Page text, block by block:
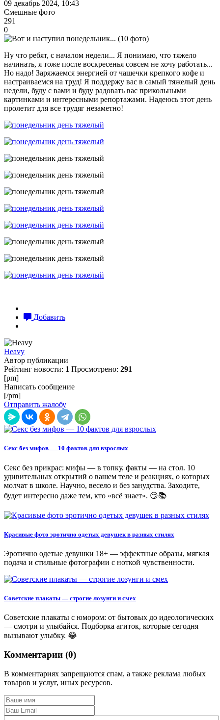
09 декабрь 2024, 10:43
Смешные фото
291
0
Ну что ребят, с началом недели... Я понимаю, что тяжело
начинать, я тоже после воскресенья совсем не хочу работать...
Но надо! Заряжаемся энергией от чашечки крепкого кофе и
настраиваемся на труд! Я поддержу вас в самый тяжелый день
недели, буду с вами и буду радовать вас прикольными
картинками и интересными репортажами. Надеюсь этот день
пролетит для все трудяг незаметно!
Добавить
Heavy
Автор публикации
Рейтинг новости: 1 Просмотрено: 291
[pm]
Написать сообщение
[/pm]
Отправить жалобу
Секс без мифов — 10 фактов для взрослых
Секс без прикрас: мифы — в топку, факты — на стол. 10
удивительных открытий о вашем теле и реакциях, о которых
молчат в школе. Научно, весело и без занудства. Заходите,
будет интересно даже тем, кто «всё знает». 😏📚
Красивые фото эротично одетых девушек в разных стилях
Эротично одетые девушки 18+ — эффектные образы, мягкая
подача и стильные фотографии с ноткой чувственности.
Советские плакаты — строгие лозунги и смех
Советские плакаты с юмором: от бытовых до идеологических
— смотри и улыбайся. Подборка агиток, которые сегодня
вызывают улыбку. 😂
Комментарии (0)
В комментариях запрещаются спам, а также реклама любых
товаров и услуг, иных ресурсов.